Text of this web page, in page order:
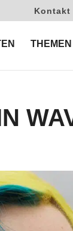
Kontakt
THEMEN